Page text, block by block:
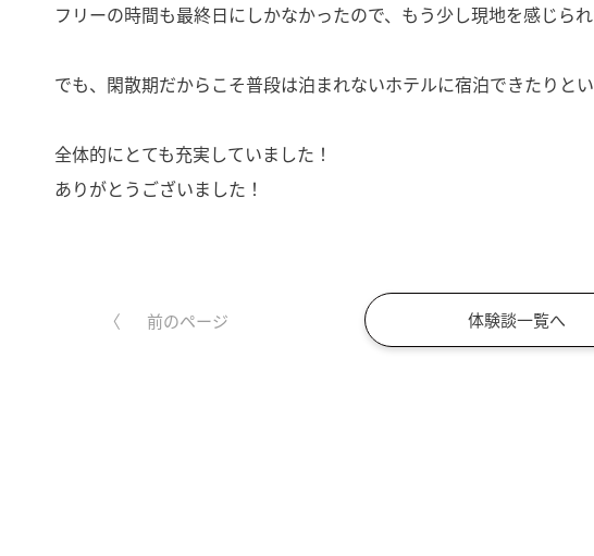
フリーの時間も最終日にしかなかったので、もう少し現地を感じられ
でも、閑散期だからこそ普段は泊まれないホテルに宿泊できたりと
全体的にとても充実していました！
ありがとうございました！
前のページ 体験談一覧へ